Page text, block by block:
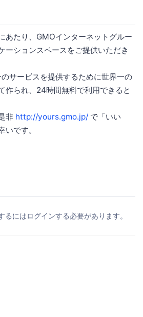
あたり、GMOインターネットグルー
ーションスペースをご提供いただき
サービスを提供するために世界一の
作られ、24時間無料で利用できると
非 http://yours.gmo.jp/ で「いい
いです。
るにはログインする必要があります。